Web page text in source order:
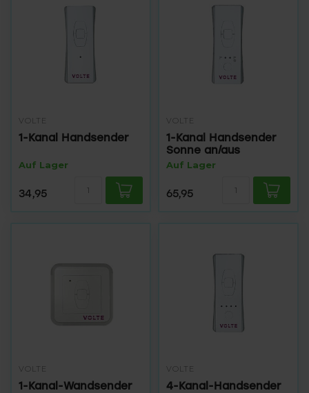
VOLTE
1-Kanal Handsender
Auf Lager
34,95
VOLTE
1-Kanal Handsender
Sonne an/aus
Auf Lager
65,95
VOLTE
1-Kanal-Wandsender
VOLTE
4-Kanal-Handsender